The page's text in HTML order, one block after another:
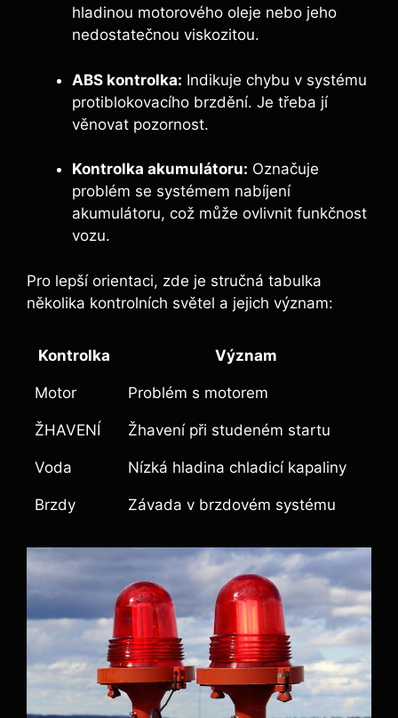
hladinou motorového oleje nebo jeho
nedostatečnou viskozitou.
ABS kontrolka: Indikuje chybu v systému
protiblokovacího brzdění. Je třeba jí
věnovat pozornost.
Kontrolka akumulátoru: Označuje
problém se systémem nabíjení
akumulátoru, což může ovlivnit funkčnost
vozu.
Pro lepší orientaci, zde je stručná tabulka
několika kontrolních světel a jejich význam:
Kontrolka Význam
Motor Problém s motorem
ŽHAVENÍ Žhavení při studeném startu
Voda Nízká hladina chladicí kapaliny
Brzdy Závada v brzdovém systému